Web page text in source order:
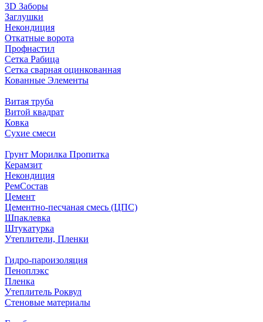
3D Заборы
Заглушки
Некондиция
Откатные ворота
Профнастил
Сетка Рабица
Сетка сварная оцинкованная
Кованные Элементы
Витая труба
Витой квадрат
Ковка
Сухие смеси
Грунт Морилка Пропитка
Керамзит
Некондиция
РемСостав
Цемент
Цементно-песчаная смесь (ЦПС)
Шпаклевка
Штукатурка
Утеплители, Пленки
Гидро-пароизоляция
Пеноплэкс
Пленка
Утеплитель Роквул
Стеновые материалы